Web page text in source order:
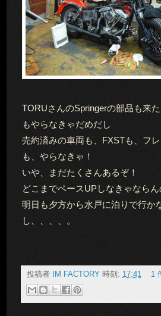
TORUさんのSpringerの部品も来
もやらなきゃだめだし
売約済みの車両も、FXSTも、フ
も、やらなきゃ！
いや、まだたくさんあるぞ！
どこまでペースUPしなきゃならん
明日も夕方から水戸に泊りで行か
し、、、、。
投稿者 IM FACTORY 時刻: 17:41 1